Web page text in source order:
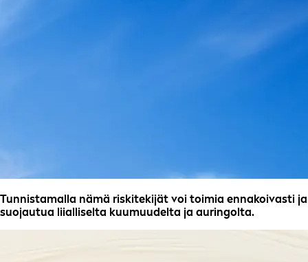
Tunnistamalla nämä riskitekijät voi toimia ennakoivasti ja
suojautua liialliselta kuumuudelta ja auringolta.